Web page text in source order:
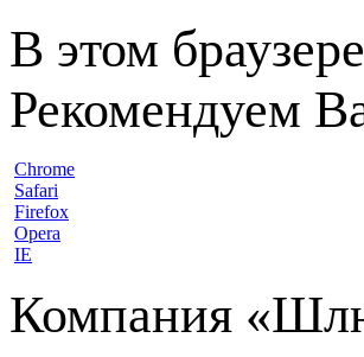
В этом
Рекомендуем
Chrome
Safari
Firefox
Opera
IE
Компания